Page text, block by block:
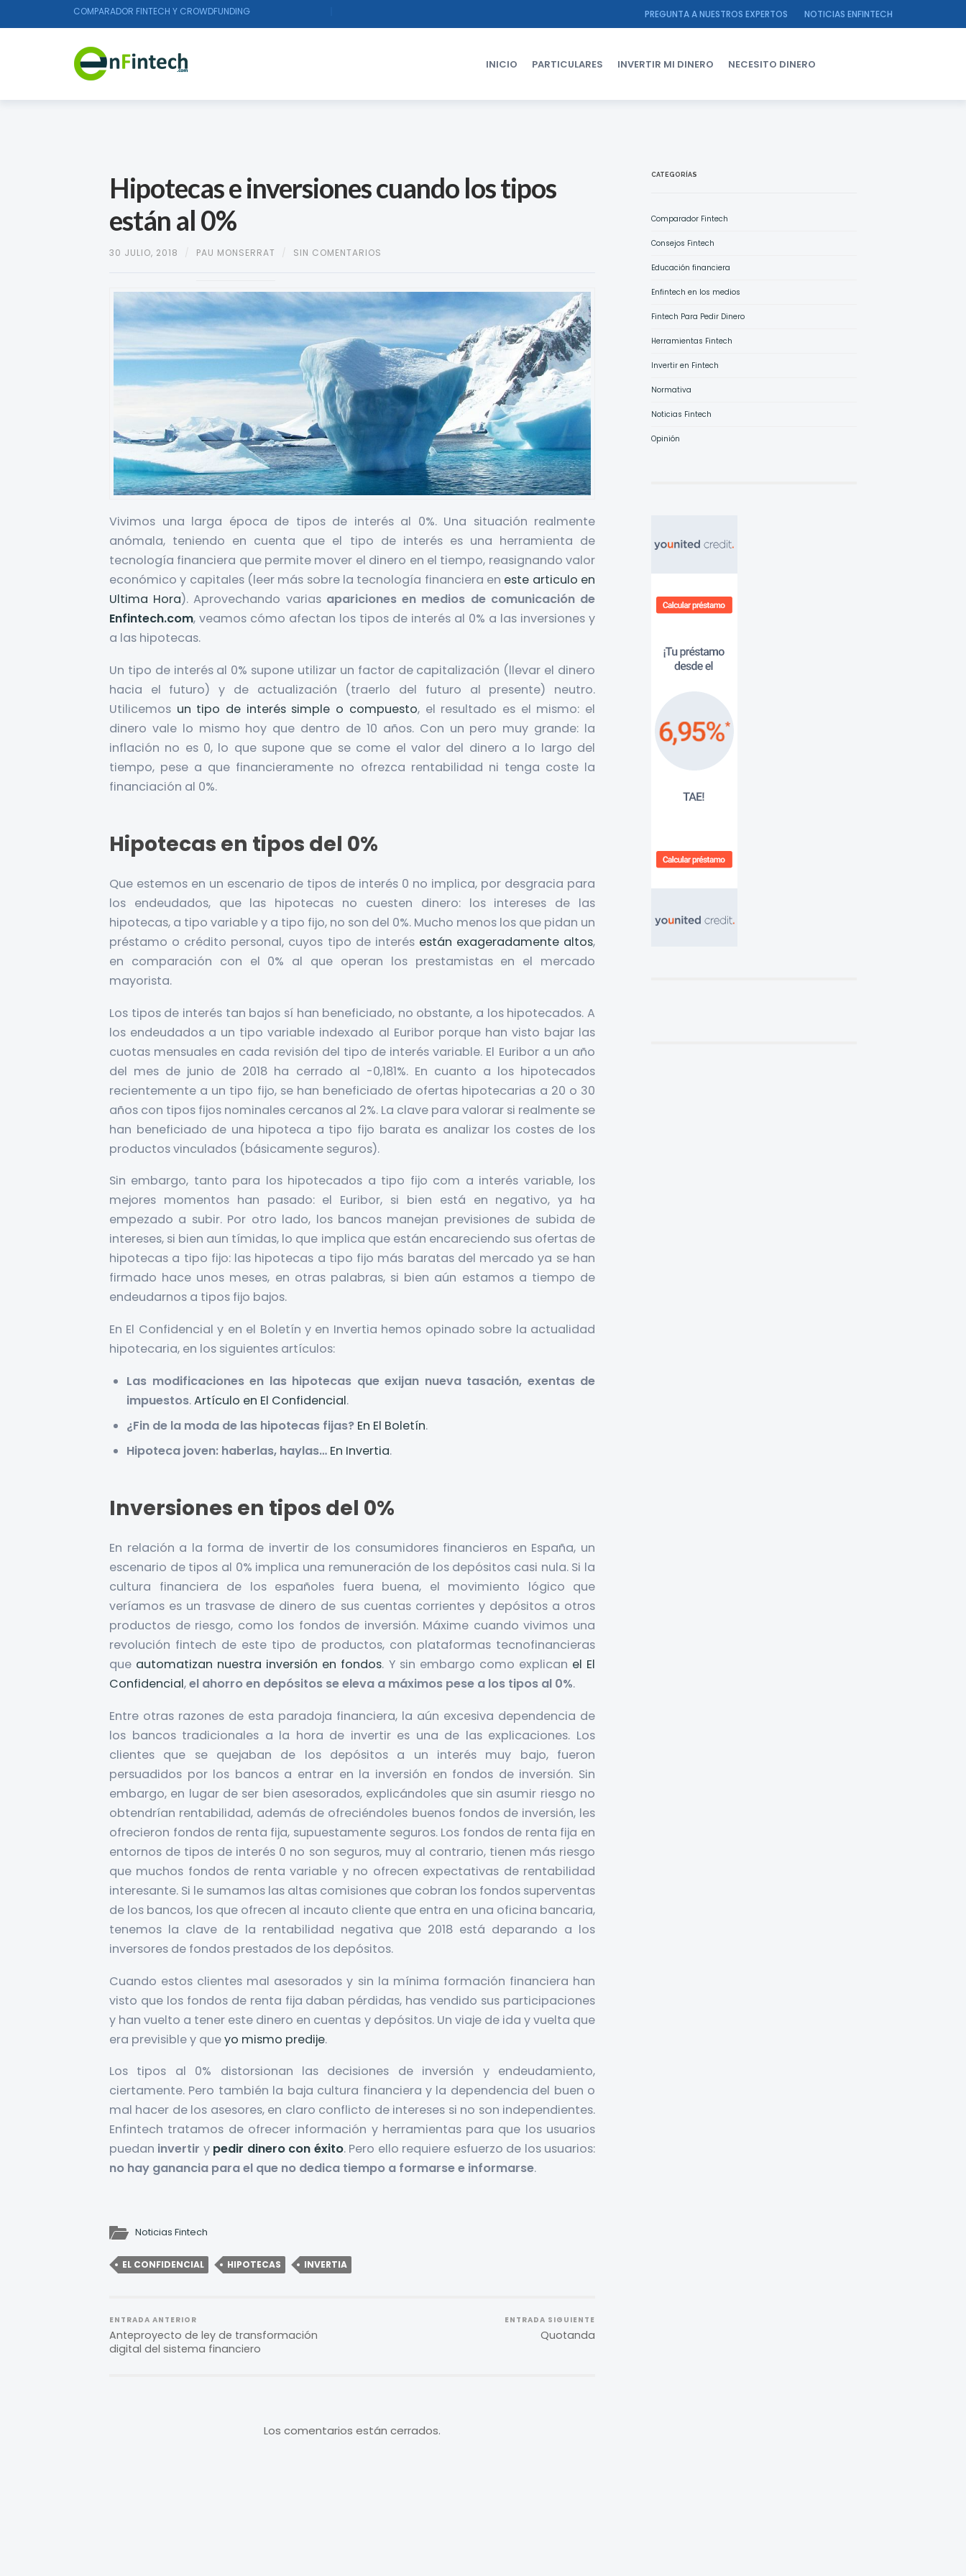
COMPARADOR FINTECH Y CROWDFUNDING PREGUNTA A NUESTROS EXPERTOS NOTICIAS ENFINTECH
INICIO PARTICULARES INVERTIR MI DINERO NECESITO DINERO
Hipotecas e inversiones cuando los tipos
están al 0%
30 JULIO, 2018 / PAU MONSERRAT / SIN COMENTARIOS
Vivimos una larga época de tipos de interés al 0%. Una situación realmente
anómala, teniendo en cuenta que el tipo de interés es una herramienta de
tecnología financiera que permite mover el dinero en el tiempo, reasignando valor
económico y capitales (leer más sobre la tecnología financiera en este articulo en
Ultima Hora). Aprovechando varias apariciones en medios de comunicación de
Enfintech.com, veamos cómo afectan los tipos de interés al 0% a las inversiones y
a las hipotecas.
Un tipo de interés al 0% supone utilizar un factor de capitalización (llevar el dinero
hacia el futuro) y de actualización (traerlo del futuro al presente) neutro.
Utilicemos un tipo de interés simple o compuesto, el resultado es el mismo: el
dinero vale lo mismo hoy que dentro de 10 años. Con un pero muy grande: la
inflación no es 0, lo que supone que se come el valor del dinero a lo largo del
tiempo, pese a que financieramente no ofrezca rentabilidad ni tenga coste la
financiación al 0%.
Hipotecas en tipos del 0%
Que estemos en un escenario de tipos de interés 0 no implica, por desgracia para
los endeudados, que las hipotecas no cuesten dinero: los intereses de las
hipotecas, a tipo variable y a tipo fijo, no son del 0%. Mucho menos los que pidan un
préstamo o crédito personal, cuyos tipo de interés están exageradamente altos,
en comparación con el 0% al que operan los prestamistas en el mercado
mayorista.
Los tipos de interés tan bajos sí han beneficiado, no obstante, a los hipotecados. A
los endeudados a un tipo variable indexado al Euribor porque han visto bajar las
cuotas mensuales en cada revisión del tipo de interés variable. El Euribor a un año
del mes de junio de 2018 ha cerrado al -0,181%. En cuanto a los hipotecados
recientemente a un tipo fijo, se han beneficiado de ofertas hipotecarias a 20 o 30
años con tipos fijos nominales cercanos al 2%. La clave para valorar si realmente se
han beneficiado de una hipoteca a tipo fijo barata es analizar los costes de los
productos vinculados (básicamente seguros).
Sin embargo, tanto para los hipotecados a tipo fijo com a interés variable, los
mejores momentos han pasado: el Euribor, si bien está en negativo, ya ha
empezado a subir. Por otro lado, los bancos manejan previsiones de subida de
intereses, si bien aun tímidas, lo que implica que están encareciendo sus ofertas de
hipotecas a tipo fijo: las hipotecas a tipo fijo más baratas del mercado ya se han
firmado hace unos meses, en otras palabras, si bien aún estamos a tiempo de
endeudarnos a tipos fijo bajos.
En El Confidencial y en el Boletín y en Invertia hemos opinado sobre la actualidad
hipotecaria, en los siguientes artículos:
Las modificaciones en las hipotecas que exijan nueva tasación, exentas de
impuestos.Artículo en El Confidencial.
¿Fin de la moda de las hipotecas fijas? En El Boletín.
Hipoteca joven: haberlas, haylas… En Invertia.
Inversiones en tipos del 0%
En relación a la forma de invertir de los consumidores financieros en España, un
escenario de tipos al 0% implica una remuneración de los depósitos casi nula. Si la
cultura financiera de los españoles fuera buena, el movimiento lógico que
veríamos es un trasvase de dinero de sus cuentas corrientes y depósitos a otros
productos de riesgo, como los fondos de inversión. Máxime cuando vivimos una
revolución fintech de este tipo de productos, con plataformas tecnofinancieras
que automatizan nuestra inversión en fondos. Y sin embargo como explican el El
Confidencial,el ahorro en depósitos se eleva a máximos pese a los tipos al 0%.
Entre otras razones de esta paradoja financiera, la aún excesiva dependencia de
los bancos tradicionales a la hora de invertir es una de las explicaciones. Los
clientes que se quejaban de los depósitos a un interés muy bajo, fueron
persuadidos por los bancos a entrar en la inversión en fondos de inversión. Sin
embargo, en lugar de ser bien asesorados, explicándoles que sin asumir riesgo no
obtendrían rentabilidad, además de ofreciéndoles buenos fondos de inversión, les
ofrecieron fondos de renta fija, supuestamente seguros. Los fondos de renta fija en
entornos de tipos de interés 0 no son seguros, muy al contrario, tienen más riesgo
que muchos fondos de renta variable y no ofrecen expectativas de rentabilidad
interesante. Si le sumamos las altas comisiones que cobran los fondos superventas
de los bancos, los que ofrecen al incauto cliente que entra en una oficina bancaria,
tenemos la clave de la rentabilidad negativa que 2018 está deparando a los
inversores de fondos prestados de los depósitos.
Cuando estos clientes mal asesorados y sin la mínima formación financiera han
visto que los fondos de renta fija daban pérdidas, has vendido sus participaciones
y han vuelto a tener este dinero en cuentas y depósitos. Un viaje de ida y vuelta que
era previsible y queyo mismo predije.
Los tipos al 0% distorsionan las decisiones de inversión y endeudamiento,
ciertamente. Pero también la baja cultura financiera y la dependencia del buen o
mal hacer de los asesores, en claro conflicto de intereses si no son independientes.
Enfintech tratamos de ofrecer información y herramientas para que los usuarios
puedan invertir y pedir dinero con éxito. Pero ello requiere esfuerzo de los usuarios:
no hay ganancia para el que no dedica tiempo a formarse e informarse.
Noticias Fintech
EL CONFIDENCIAL HIPOTECAS INVERTIA
ENTRADA ANTERIOR
Anteproyecto de ley de transformación
digital del sistema financiero
ENTRADA SIGUIENTE
Quotanda
Los comentarios están cerrados.
CATEGORÍAS
Comparador Fintech
Consejos Fintech
Educación financiera
Enfintech en los medios
Fintech Para Pedir Dinero
Herramientas Fintech
Invertir en Fintech
Normativa
Noticias Fintech
Opinión